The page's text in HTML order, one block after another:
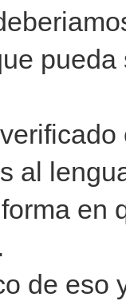
al
en
de eso